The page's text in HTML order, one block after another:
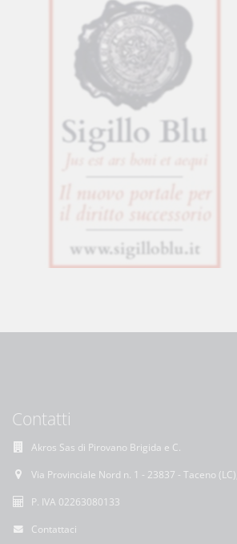
Contatti
Akros Sas di Pirovano Brigida e C.
Via Provinciale Nord n. 1 - 23837 - Taceno
P. IVA 02263080133
Contattaci